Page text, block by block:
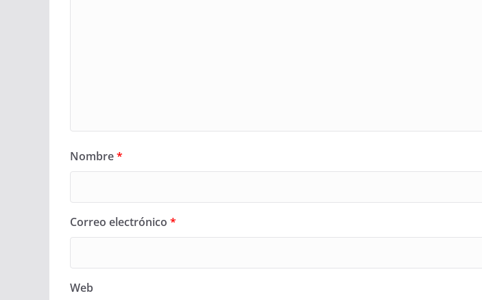
Nombre*
Correo electrónico *
Web